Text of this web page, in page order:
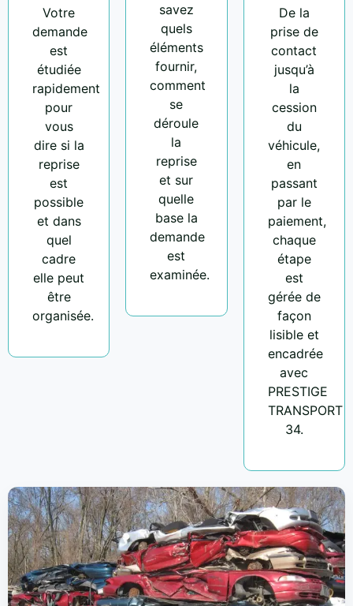
Votre
demande
est
étudiée
rapidement
pour
vous
dire si la
reprise
est
possible
et dans
quel
cadre
elle peut
être
organisée.
savez
quels
éléments
fournir,
comment
se
déroule
la
reprise
et sur
quelle
base la
demande
est
examinée.
De la
prise de
contact
jusqu’à
la
cession
du
véhicule,
en
passant
par le
paiement,
chaque
étape
est
gérée de
façon
lisible et
encadrée
avec
PRESTIGE
TRANSPORT
34.